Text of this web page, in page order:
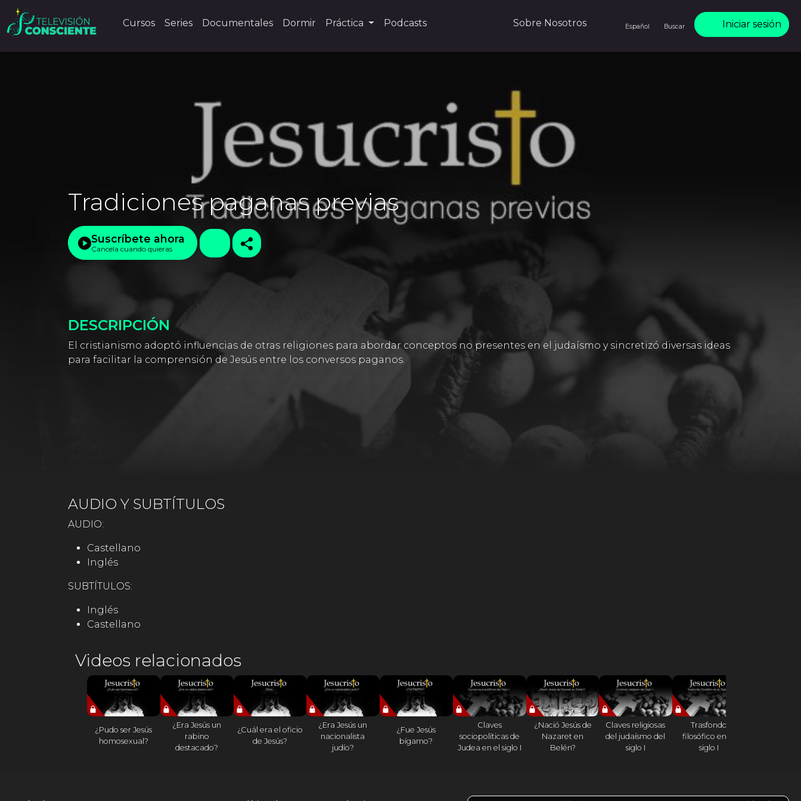
Cursos Series Documentales Dormir Práctica Podcasts Sobre Nosotros Español Buscar Iniciar sesión
Tradiciones paganas previas
Suscríbete ahora
Cancela cuando quieras
DESCRIPCIÓN
El cristianismo adoptó influencias de otras religiones para abordar conceptos no presentes en el judaísmo y sincretizó diversas ideas
para facilitar la comprensión de Jesús entre los conversos paganos.
AUDIO Y SUBTÍTULOS
AUDIO:
Castellano
Inglés
SUBTÍTULOS:
Inglés
Castellano
Videos relacionados
¿Pudo ser Jesús
homosexual?
¿Era Jesús un
rabino
destacado?
¿Cuál era el oficio
de Jesús?
¿Era Jesús un
nacionalista
judío?
¿Fue Jesús
bígamo?
Claves
sociopolíticas de
Judea en el siglo I
¿Nació Jesús de
Nazaret en
Belén?
Claves religiosas
del judaísmo del
siglo I
Trasfondo
filosófico en el
siglo I